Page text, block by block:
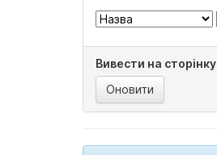
Вивести на сторінку